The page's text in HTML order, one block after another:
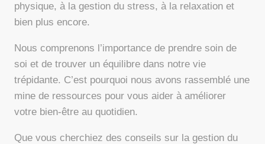
physique, à la gestion du stress, à la relaxation et
bien plus encore.
Nous comprenons l’importance de prendre soin de
soi et de trouver un équilibre dans notre vie
trépidante. C’est pourquoi nous avons rassemblé une
mine de ressources pour vous aider à améliorer
votre bien-être au quotidien.
Que vous cherchiez des conseils sur la gestion du